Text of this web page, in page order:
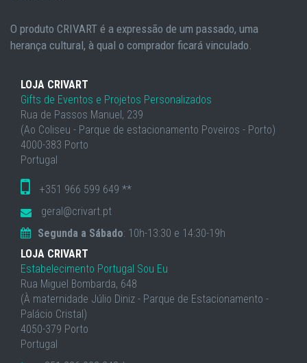
O produto CRIVART é a expressão de um passado, uma
herança cultural, à qual o comprador ficará vinculado.
LOJA CRIVART
Gifts de Eventos e Projetos Personalizados
Rua de Passos Manuel, 239
(Ao Coliseu - Parque de estacionamento Poveiros - Porto)
4000-383 Porto
Portugal
+351 966 599 649 **
geral@crivart.pt
Segunda a Sábado: 10h-13:30 e 14:30-19h
LOJA CRIVART
Estabelecimento Portugal Sou Eu
Rua Miguel Bombarda, 648
(À maternidade Júlio Diniz - Parque de Estacionamento -
Palácio Cristal)
4050-379 Porto
Portugal